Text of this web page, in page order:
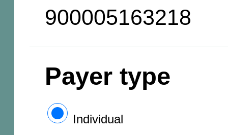
900005163218
Payer type
Individual